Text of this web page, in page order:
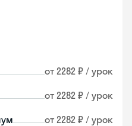
от 2282 ₽ / урок
от 2282 ₽ / урок
от 2282 ₽ / урок